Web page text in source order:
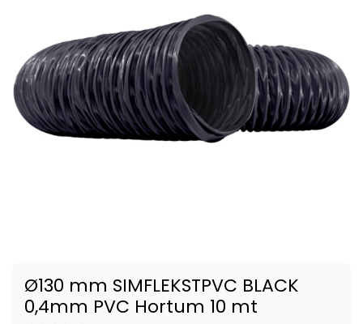
Ø130 mm SIMFLEKSTPVC BLACK
0,4mm PVC Hortum 10 mt